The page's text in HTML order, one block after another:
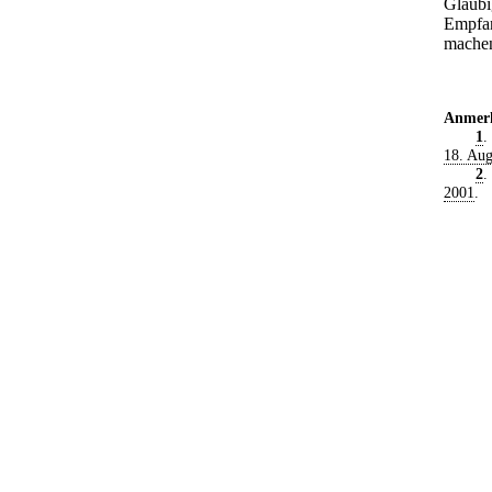
1
18.
2.
2001